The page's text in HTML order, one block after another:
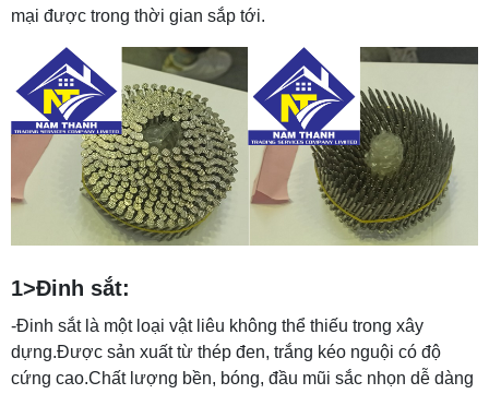
mại được trong thời gian sắp tới.
1>Đinh sắt:
-Đinh sắt là một loại vật liêu không thể thiếu trong xây
dựng.Được sản xuất từ thép đen, trắng kéo nguội có độ
cứng cao.Chất lượng bền, bóng, đầu mũi sắc nhọn dễ dàng